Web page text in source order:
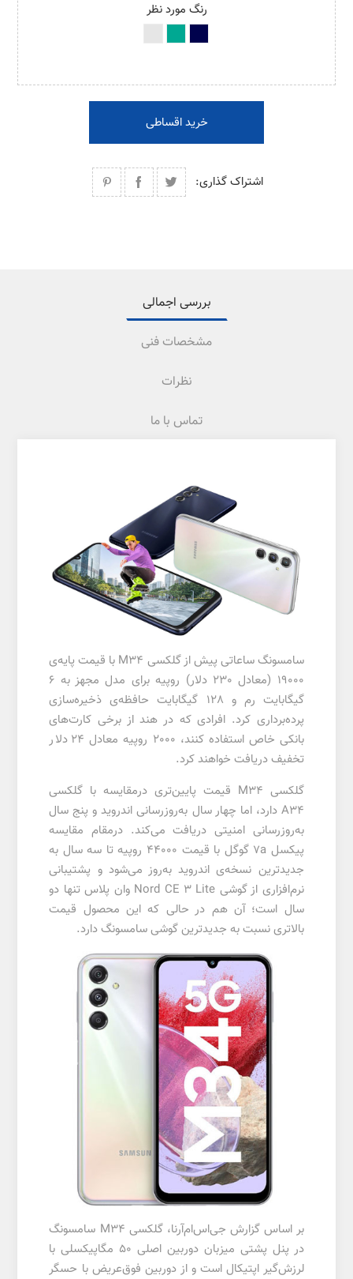
رنگ مورد نظر
خرید اقساطی
اشتراک گذاری:
بررسی اجمالی
مشخصات فنی
نظرات
تماس با ما
سامسونگ ساعاتی پیش از گلکسی M34 با قیمت پایه‌ی
19000 (معادل 230 دلار) روپیه برای مدل مجهز به 6
گیگابایت رم و 128 گیگابایت حافظه‌ی ذخیره‌سازی
پرده‌برداری کرد. افرادی که در هند از برخی کارت‌های
بانکی خاص استفاده کنند، 2000 روپیه معادل 24 دلار
تخفیف دریافت خواهند کرد.
گلکسی M34 قیمت پایین‌تری درمقایسه با گلکسی
A34 دارد، اما چهار سال به‌روزرسانی اندروید و پنج سال
به‌روزرسانی امنیتی دریافت می‌کند. درمقام مقایسه
پیکسل 7a گوگل با قیمت 44000 روپیه تا سه سال به
جدیدترین نسخه‌ی اندروید به‌روز می‌شود و پشتیبانی
نرم‌افزاری از گوشی Nord CE 3 Lite وان پلاس تنها دو
سال است؛ آن هم در حالی که این محصول قیمت
بالاتری نسبت‌ به جدیدترین گوشی سامسونگ دارد.
بر اساس گزارش جی‌اس‌ام‌آرنا، گلکسی M34 سامسونگ
در پنل پشتی میزبان دوربین اصلی 50 مگاپیکسلی با
لرزش‌گیر اپتیکال است و از دوربین فوق‌عریض با حسگر